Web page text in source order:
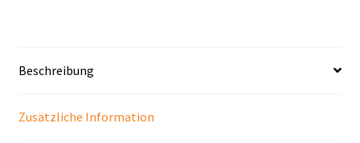
Beschreibung
Zusätzliche Information